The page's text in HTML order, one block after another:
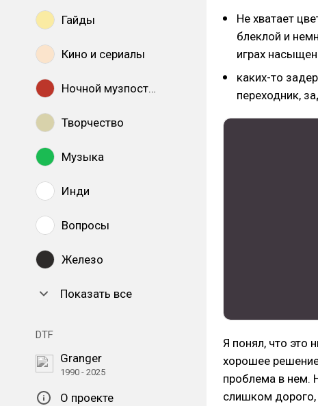
Гайды
Кино и сериалы
Ночной музпостинг
Творчество
Музыка
Инди
Вопросы
Железо
Показать все
DTF
Granger
1990 - 2025
О проекте
Не хватает
блеклой и
играх
каких-то
переходник,
Я понял, что это
хорошее
проблема в нем.
слишком дорого,